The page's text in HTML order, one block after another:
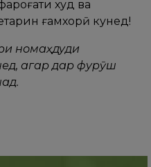
худ ва
ғамхорӣ кунед!
номаҳдуди
агар дар фурӯш